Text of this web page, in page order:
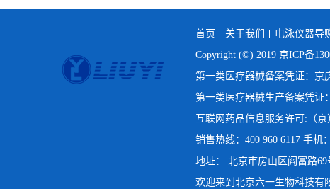
首页 关于我们 电泳仪器导
Copyright (©) 2019 京ICP备
第一类医疗器械备案凭证：京
第一类医疗器械生产备案凭证
互联网药品信息服务许可:（
销售热线：400 960 6117 手机
地址： 北京市房山区阎富路69
欢迎来到北京六一生物科技有